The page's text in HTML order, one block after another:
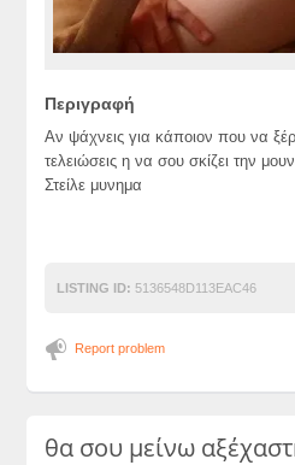
Περιγραφή
Αν ψάχνεις για κάποιον που να
τελειώσεις η να σου σκίζει την
Στείλε μυνημα
LISTING ID: 5136548D113EAC46
Report problem
θα σου μείνω